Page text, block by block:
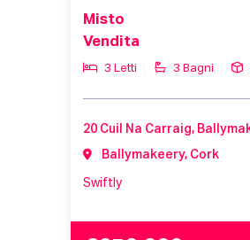
Misto
Vendita
3 Letti 3 Bagni
Ballymakeery, Cork
Swiftly